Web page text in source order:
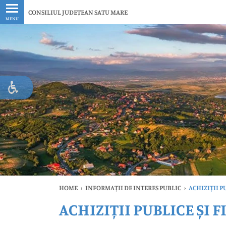
MENU
CONSILIUL JUDEȚEAN SATU MARE
HOME › INFORMAȚII DE INTERES PUBLIC › ACHIZIȚII
ACHIZIȚII PUBLICE ȘI